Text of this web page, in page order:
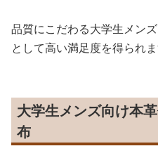
品質にこだわる大学生メン
として高い満足度を得られま
大学生メンズ向け本
布